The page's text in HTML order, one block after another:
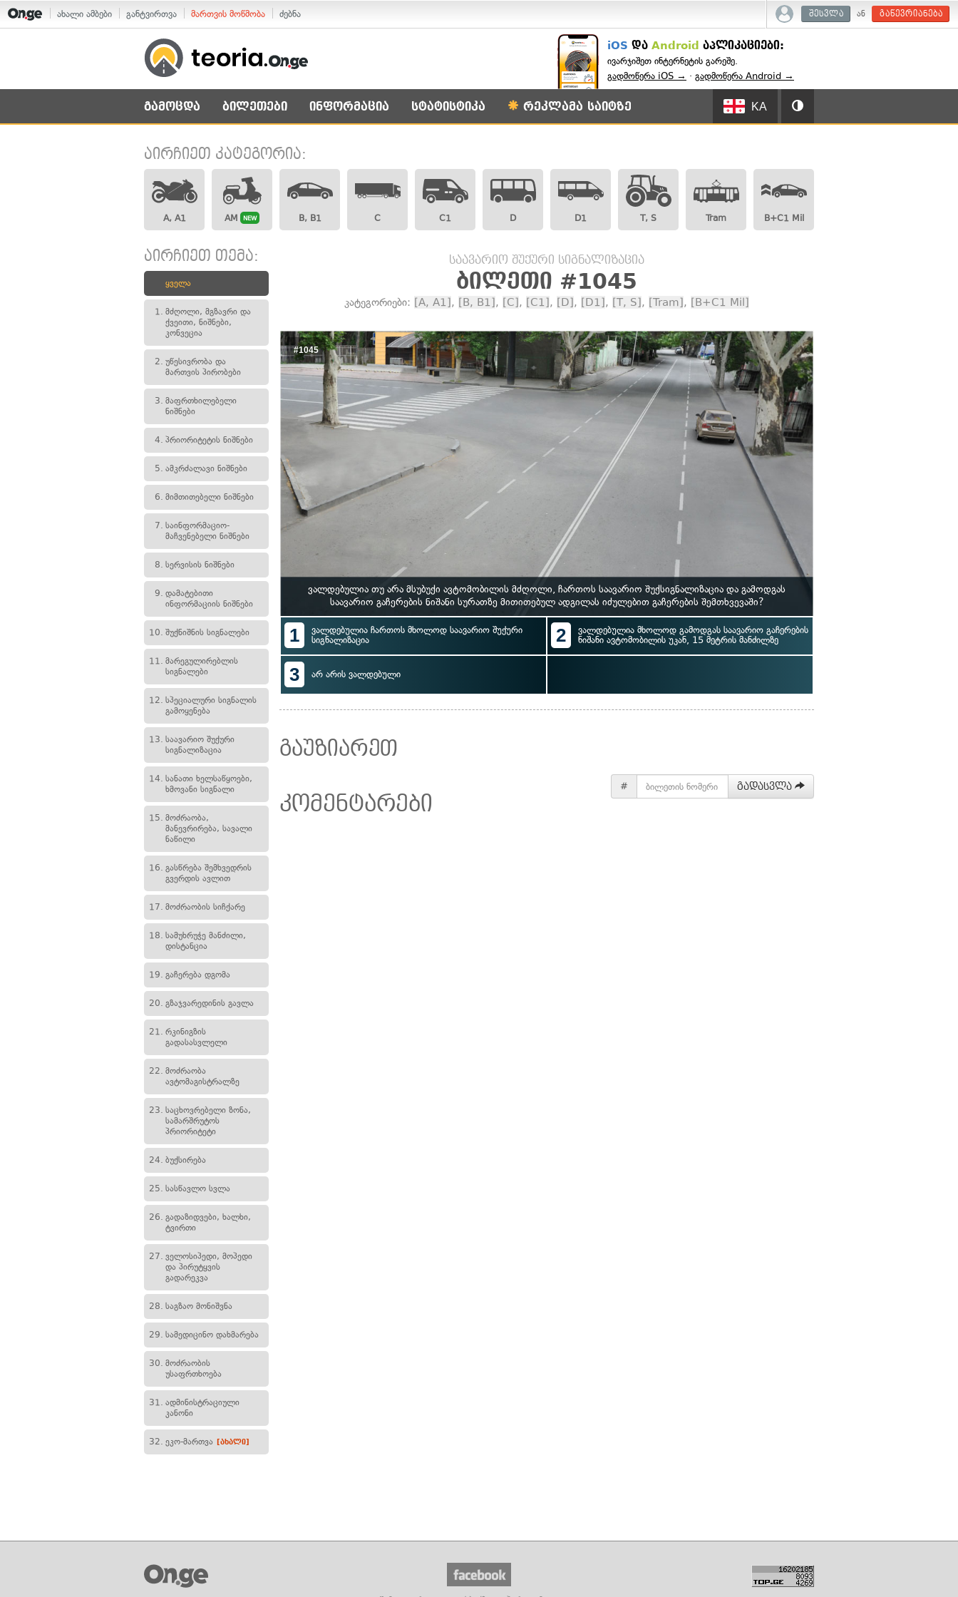
ახალი ამბები განტვირთვა მართვის მოწმობა ძებნა შესვლა ან გაწევრიანება
iOS და Android აპლიკაციები:
ივარჯიშეთ ინტერნეტის გარეშე.
გადმოწერა iOS → · გადმოწერა Android →
გამოცდა ბილეთები ინფორმაცია სტატისტიკა რეკლამა საიტზე KA
აირჩიეთ კატეგორია:
A, A1 AM NEW B, B1 C C1 D D1 T, S Tram B+C1 Mil
აირჩიეთ თემა:
ყველა
1. მძღოლი, მგზავრი და
ქვეითი, ნიშნები,
კონვეცია
2. უწესივრობა და
მართვის პირობები
3. მაფრთხილებელი
ნიშნები
4. პრიორიტეტის ნიშნები
5. ამკრძალავი ნიშნები
6. მიმთითებელი ნიშნები
7. საინფორმაციო-
მაჩვენებელი ნიშნები
8. სერვისის ნიშნები
9. დამატებითი
ინფორმაციის ნიშნები
10. შუქნიშნის სიგნალები
11. მარეგულირებლის
სიგნალები
12. სპეციალური სიგნალის
გამოყენება
13. საავარიო შუქური
სიგნალიზაცია
14. სანათი ხელსაწყოები,
ხმოვანი სიგნალი
15. მოძრაობა,
მანევრირება, სავალი
ნაწილი
16. გასწრება შემხვედრის
გვერდის ავლით
17. მოძრაობის სიჩქარე
18. სამუხრუჭე მანძილი,
დისტანცია
19. გაჩერება დგომა
20. გზაჯვარედინის გავლა
21. რკინიგზის
გადასასვლელი
22. მოძრაობა
ავტომაგისტრალზე
23. საცხოვრებელი ზონა,
სამარშრუტოს
პრიორიტეტი
24. ბუქსირება
25. სასწავლო სვლა
26. გადაზიდვები, ხალხი,
ტვირთი
27. ველოსიპედი, მოპედი
და პირუტყვის
გადარეკვა
28. საგზაო მონიშვნა
29. სამედიცინო დახმარება
30. მოძრაობის
უსაფრთხოება
31. ადმინისტრაციული
კანონი
32. ეკო-მართვა [ახალი]
საავარიო შუქური სიგნალიზაცია
ბილეთი #1045
კატეგორიები: [A, A1], [B, B1], [C], [C1], [D], [D1], [T, S], [Tram], [B+C1 Mil]
#1045
ვალდებულია თუ არა მსუბუქი ავტომობილის მძღოლი, ჩართოს საავარიო შუქსიგნალიზაცია და გამოდგას
საავარიო გაჩერების ნიშანი სურათზე მითითებულ ადგილას იძულებით გაჩერების შემთხვევაში?
1
ვალდებულია ჩართოს მხოლოდ საავარიო შუქური
სიგნალიზაცია
2
ვალდებულია მხოლოდ გამოდგას საავარიო გაჩერების
ნიშანი ავტომობილის უკან, 15 მეტრის მანძილზე
3 არ არის ვალდებული
# გადასვლა
გაუზიარეთ
კომენტარები